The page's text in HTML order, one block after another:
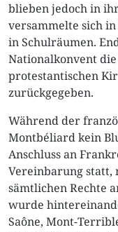
blieben jedoch in
versammelte sich
in Schulräumen.
Nationalkonvent
protestantischen
zurückgegeben.
Während der
Montbéliard kein
Anschluss an
Vereinbarung statt,
sämtlichen Rechte
wurde
Saône, Mont-